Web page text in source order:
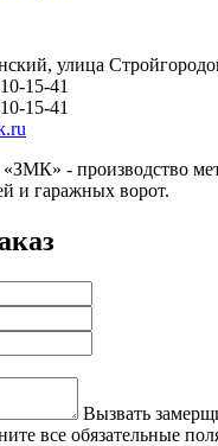
улица
15-41
15-41
- производство
и гаражных ворот.
Вызвать
все обязательные